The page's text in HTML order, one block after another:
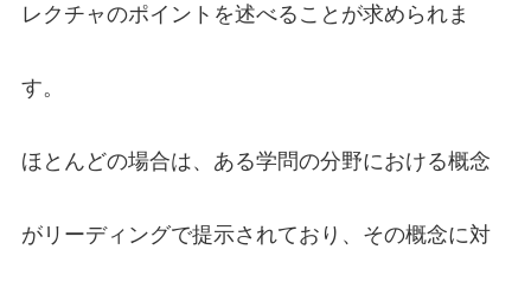
レクチャのポイントを述べることが求められま
す。
ほとんどの場合は、ある学問の分野における概念
がリーディングで提示されており、その概念に対